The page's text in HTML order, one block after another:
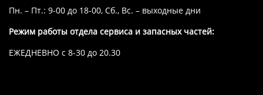
Пн. – Пт.: 9-00 до 18-00, Сб., Вс. – выходные дни
Режим работы отдела сервиса и запасных частей:
ЕЖЕДНЕВНО с 8-30 до 20.30